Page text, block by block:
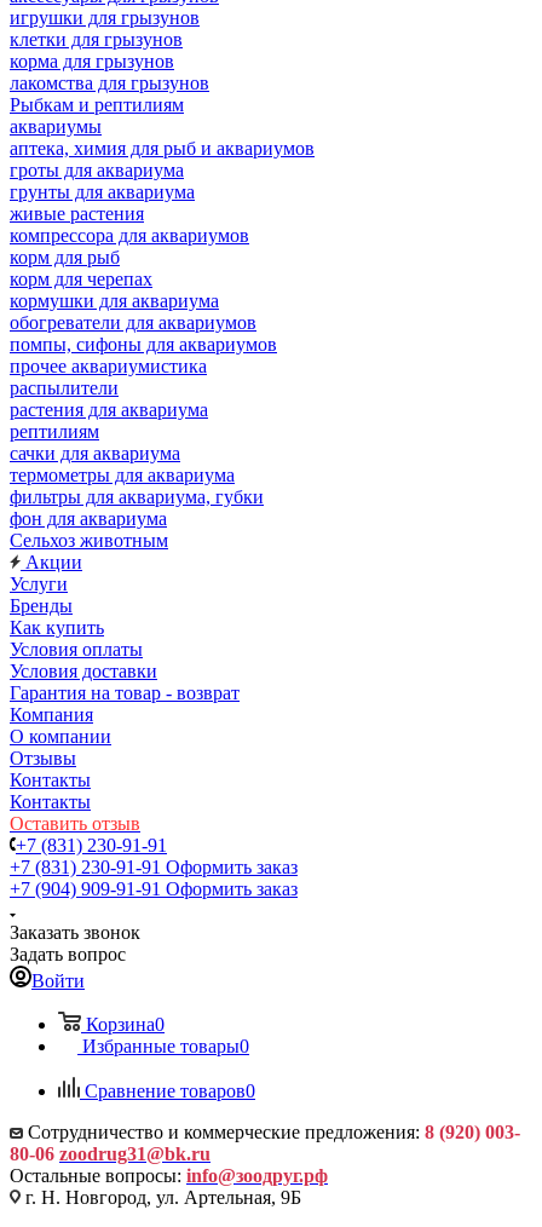
игрушки для грызунов
клетки для грызунов
корма для грызунов
лакомства для грызунов
Рыбкам и рептилиям
аквариумы
аптека, химия для рыб и аквариумов
гроты для аквариума
грунты для аквариума
живые растения
компрессора для аквариумов
корм для рыб
корм для черепах
кормушки для аквариума
обогреватели для аквариумов
помпы, сифоны для аквариумов
прочее аквариумистика
распылители
растения для аквариума
рептилиям
сачки для аквариума
термометры для аквариума
фильтры для аквариума, губки
фон для аквариума
Сельхоз животным
Акции
Услуги
Бренды
Как купить
Условия оплаты
Условия доставки
Гарантия на товар - возврат
Компания
О компании
Отзывы
Контакты
Контакты
Оставить отзыв
+7 (831) 230-91-91
+7 (831) 230-91-91 Оформить заказ
+7 (904) 909-91-91 Оформить заказ
Заказать звонок
Задать вопрос
Войти
Корзина0
Избранные товары0
Сравнение товаров0
Сотрудничество и коммерческие предложения: 8 (920) 003-
80-06 zoodrug31@bk.ru
Остальные вопросы: info@зоодруг.рф
г. Н. Новгород, ул. Артельная, 9Б